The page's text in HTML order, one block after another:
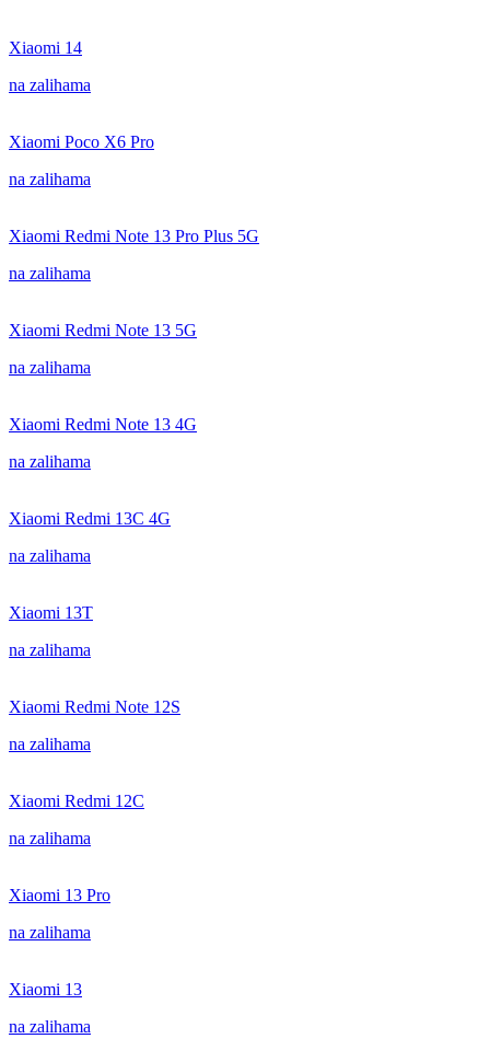
Xiaomi 14
na zalihama
Xiaomi Poco X6 Pro
na zalihama
Xiaomi Redmi Note 13 Pro Plus 5G
na zalihama
Xiaomi Redmi Note 13 5G
na zalihama
Xiaomi Redmi Note 13 4G
na zalihama
Xiaomi Redmi 13C 4G
na zalihama
Xiaomi 13T
na zalihama
Xiaomi Redmi Note 12S
na zalihama
Xiaomi Redmi 12C
na zalihama
Xiaomi 13 Pro
na zalihama
Xiaomi 13
na zalihama